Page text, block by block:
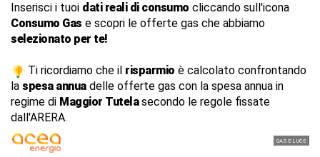
Inserisci i tuoi dati reali di consumo cliccando sull'icona
Consumo Gas e scopri le offerte gas che abbiamo
selezionato per te!
Ti ricordiamo che il risparmio è calcolato confrontando
la spesa annuadelle offerte gas con la spesa annua in
regime di Maggior Tutelasecondo le regole fissate
dall'ARERA.
GAS E LUCE